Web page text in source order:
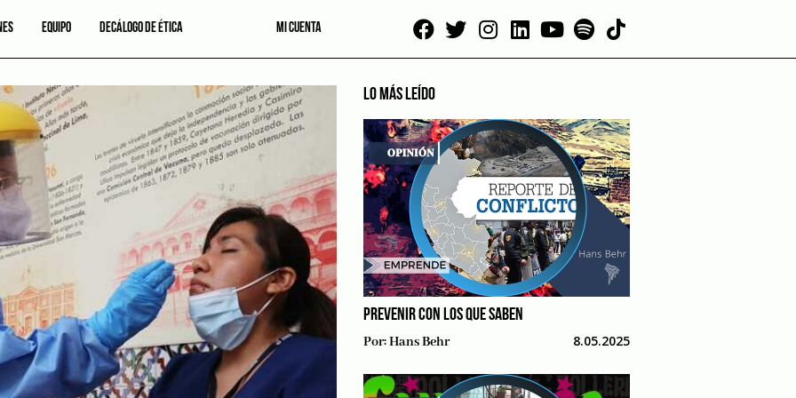
EQUIPO DECÁLOGO DE ÉTICA MI CUENTA
LO MÁS LEÍDO
PREVENIR CON LOS QUE SABEN
Por:Hans Behr 8.05.2025